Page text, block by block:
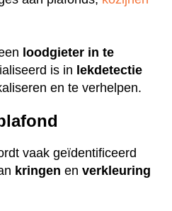
loodgieter in te
is in lekdetectie
en te verhelpen.
vaak geïdentificeerd
kringen en verkleuring